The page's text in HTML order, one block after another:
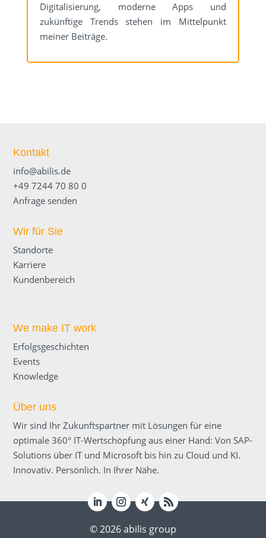
Digitalisierung, moderne Apps und
zukünftige Trends stehen im Mittelpunkt
meiner Beiträge.
Kontakt
info@abilis.de
+49 7244 70 80 0
Anfrage senden
Wir für Sie
Standorte
Karriere
Kundenbereich
We make IT work
Erfolgsgeschichten
Events
Knowledge
Über uns
Wir sind Ihr Zukunftspartner mit Lösungen für eine
optimale 360° IT-Wertschöpfung aus einer Hand: Von SAP-
Solutions über IT und Microsoft bis hin zu Cloud und KI.
Innovativ. Persönlich. In Ihrer Nähe.
© 2026 abilis group